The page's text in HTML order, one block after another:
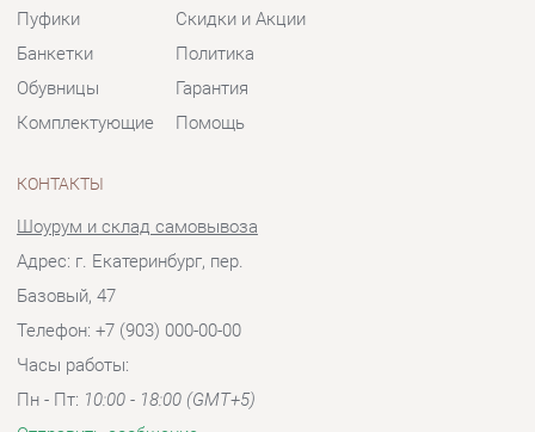
Шоурум и склад самовывоза
Адрес: г. Екатеринбург, пер.
Базовый, 47
Телефон: +7 (903) 000-00-00
Пн - Пт:10:00 - 18:00 (GMT+5)
Отправить сообщение